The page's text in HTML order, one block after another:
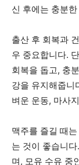
신 후에는 충분
출산 후 회복과
우 중요합니다.
회복을 돕고, 충
강을 유지해줍니
벼운 운동, 마사
맥주를 즐길 때
는 것이 좋습니
며, 모유 수유 중